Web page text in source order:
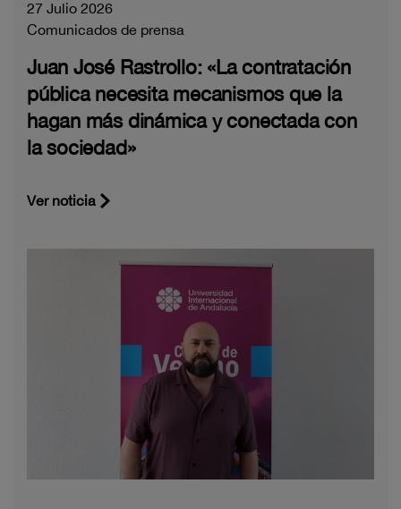
27 Julio 2026
Comunicados de prensa
Juan José Rastrollo: «La contratación
pública necesita mecanismos que la
hagan más dinámica y conectada con
la sociedad»
Ver noticia